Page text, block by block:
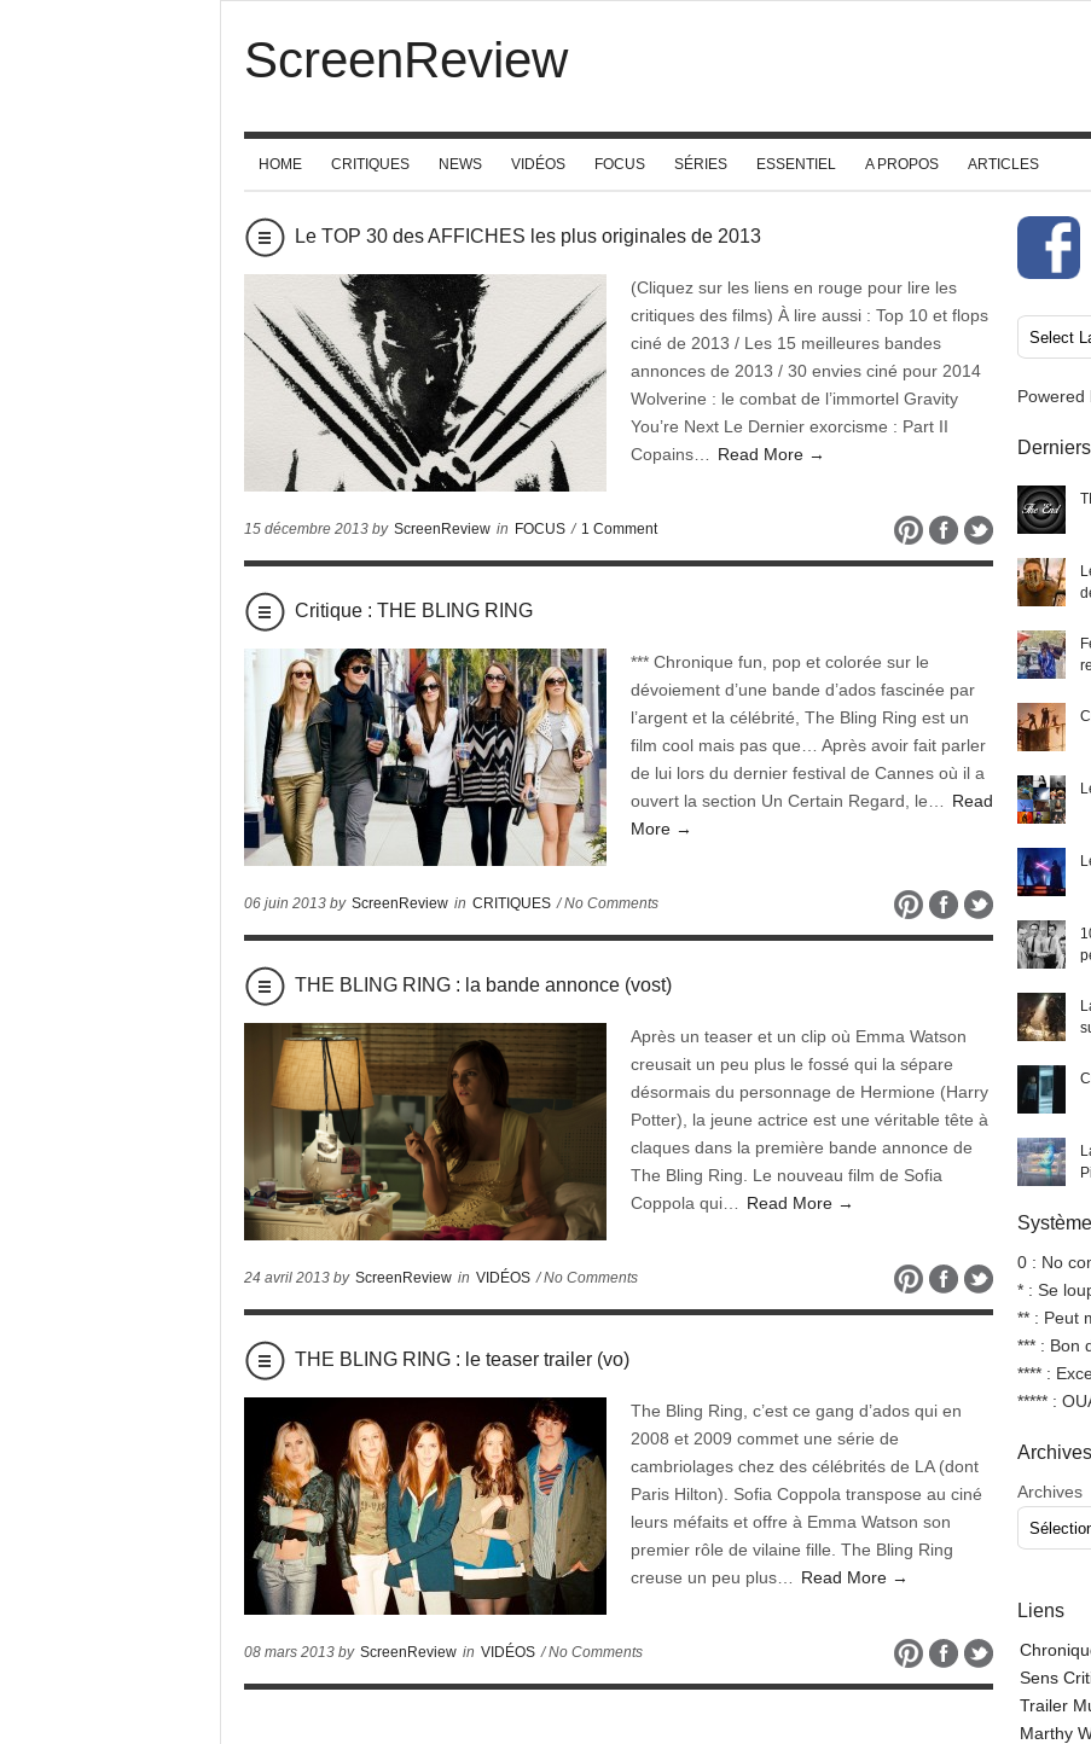
ScreenReview
HOME CRITIQUES NEWS VIDÉOS FOCUS SÉRIES ESSENTIEL A PROPOS ARTICLES
Le TOP 30 des AFFICHES les plus originales de 2013
(Cliquez sur les liens en rouge pour lire les
critiques des films) À lire aussi : Top 10 et flops
ciné de 2013 / Les 15 meilleures bandes
annonces de 2013 / 30 envies ciné pour 2014
Wolverine : le combat de l’immortel Gravity
You’re Next Le Dernier exorcisme : Part II
Copains…
Read More →
15 décembre 2013 by ScreenReview in FOCUS / 1 Comment
Critique : THE BLING RING
*** Chronique fun, pop et colorée sur le
dévoiement d’une bande d’ados fascinée par
l’argent et la célébrité, The Bling Ring est un
film cool mais pas que… Après avoir fait parler
de lui lors du dernier festival de Cannes où il a
ouvert la section Un Certain Regard, le…
Read
More →
06 juin 2013 by ScreenReview in CRITIQUES / No Comments
THE BLING RING : la bande annonce (vost)
Après un teaser et un clip où Emma Watson
creusait un peu plus le fossé qui la sépare
désormais du personnage de Hermione (Harry
Potter), la jeune actrice est une véritable tête à
claques dans la première bande annonce de
The Bling Ring. Le nouveau film de Sofia
Coppola qui…
Read More →
24 avril 2013 by ScreenReview in VIDÉOS / No Comments
THE BLING RING : le teaser trailer (vo)
The Bling Ring, c’est ce gang d’ados qui en
2008 et 2009 commet une série de
cambriolages chez des célébrités de LA (dont
Paris Hilton). Sofia Coppola transpose au ciné
leurs méfaits et offre à Emma Watson son
premier rôle de vilaine fille. The Bling Ring
creuse un peu plus…
Read More →
08 mars 2013 by ScreenReview in VIDÉOS / No Comments
Powered
0 : No
* : Se
** : Peut
*** : Bon
**** :
***** :
Archives
Archives
Liens
Sens
Trailer
Marthy